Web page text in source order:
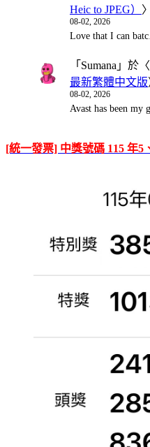
Heic to JPEG）
08-02, 2026
Love that I can
「 Sumana 」於〈
最新繁體中文版
08-02, 2026
Avast has been my
[統一發票] 中獎號碼 115 年5